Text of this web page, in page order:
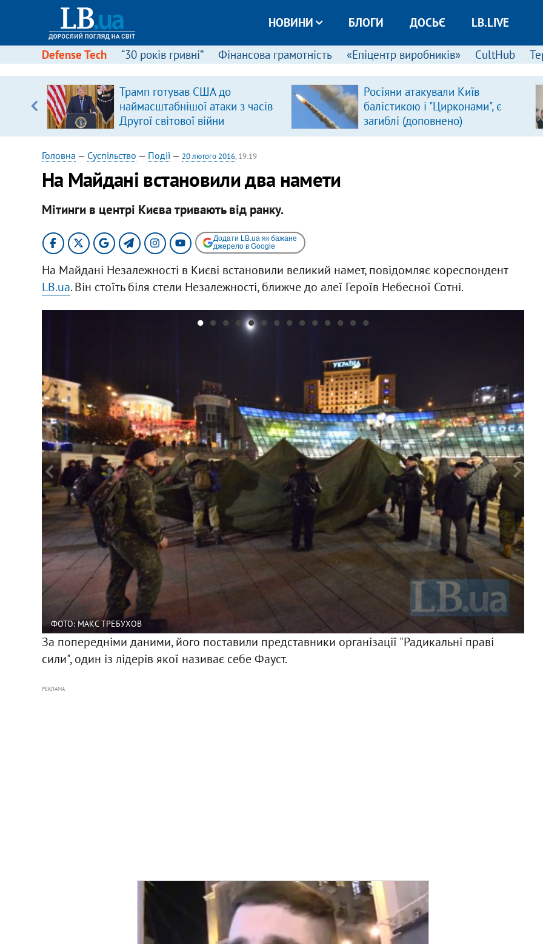
НОВИНИ БЛОГИ ДОСЬЄ LB.LIVE
Defense Tech “30 років гривні” Фінансова грамотність «Епіцентр виробників» CultHub
Трамп готував США до
наймасштабнішої атаки з часів
Другої світової війни
Росіяни атакували Київ
балістикою і "Цирконами", є
загиблі (доповнено)
Головна — Суспільство — Події— 20 лютого 2016, 19:19
На Майдані встановили два намети
Мітинги в центрі Києва тривають від ранку.
Додати LB.ua як бажане
джерело в Google
На Майдані Незалежності в Києві встановили великий намет, повідомляє кореспондент
LB.ua. Він стоїть біля стели Незалежності, ближче до алеї Героїв Небесної Сотні.
ФОТО: МАКС ТРЕБУХОВ
За попередніми даними, його поставили представники організації "Радикальні праві
сили", один із лідерів якої називає себе Фауст.
РЕКЛАМА